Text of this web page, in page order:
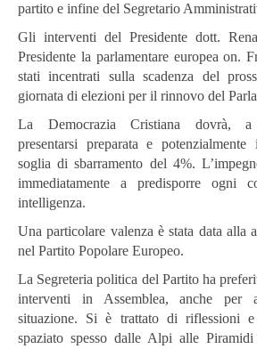
partito e infine del Segretario
Gli interventi del Presidente dott.
Presidente la parlamentare europea on.
stati incentrati sulla scadenza del
giornata di elezioni per il rinnovo del
La Democrazia Cristiana dovrà, a
presentarsi preparata e
soglia di sbarramento del 4%.
immediatamente a predisporre ogni
intelligenza.
Una particolare valenza è stata data alla
nel Partito Popolare Europeo.
La Segreteria politica del Partito ha
interventi in Assemblea, anche per
situazione. Si è trattato di riflessioni
spaziato spesso dalle Alpi alle